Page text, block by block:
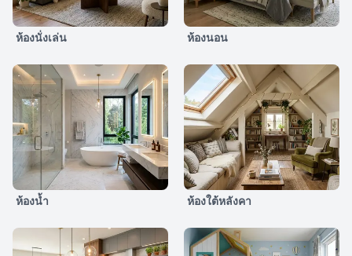
ห้องนั่งเล่น ห้องนอน
ห้องน้ำ ห้องใต้หลังคา